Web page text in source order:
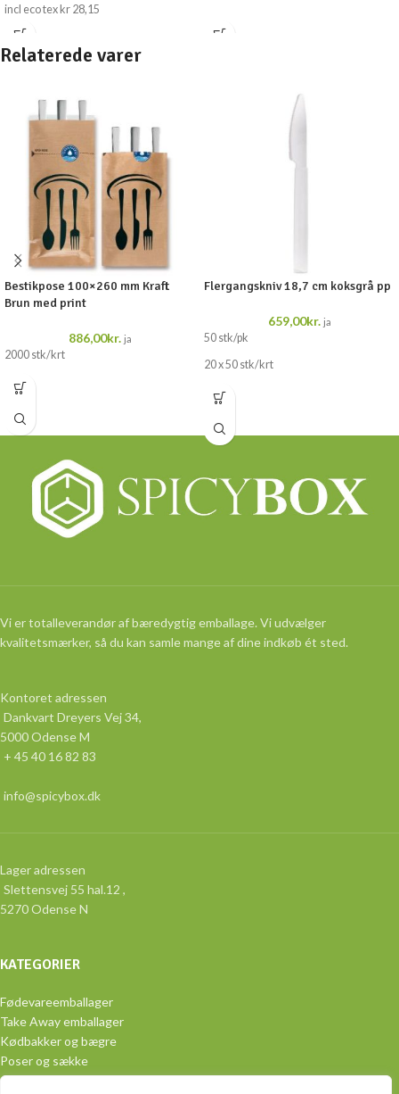
incl eco tex kr 28,15
Relaterede varer
Bestikpose 100×260 mm Kraft
Brun med print
886,00kr. ja
2000 stk/krt
Flergangskniv 18,7 cm koksgrå pp
659,00kr. ja
50 stk/pk
20 x 50 stk/krt
Vi er totalleverandør af bæredygtig emballage. Vi udvælger
kvalitetsmærker, så du kan samle mange af dine indkøb ét sted.
Kontoret adressen
Dankvart Dreyers Vej 34,
5000 Odense M
+ 45 40 16 82 83
info@spicybox.dk
Lager adressen
Slettensvej 55 hal.12 ,
5270 Odense N
KATEGORIER
Fødevareemballager
Take Away emballager
Kødbakker og bægre
Poser og sække
Aluminiumsemballage